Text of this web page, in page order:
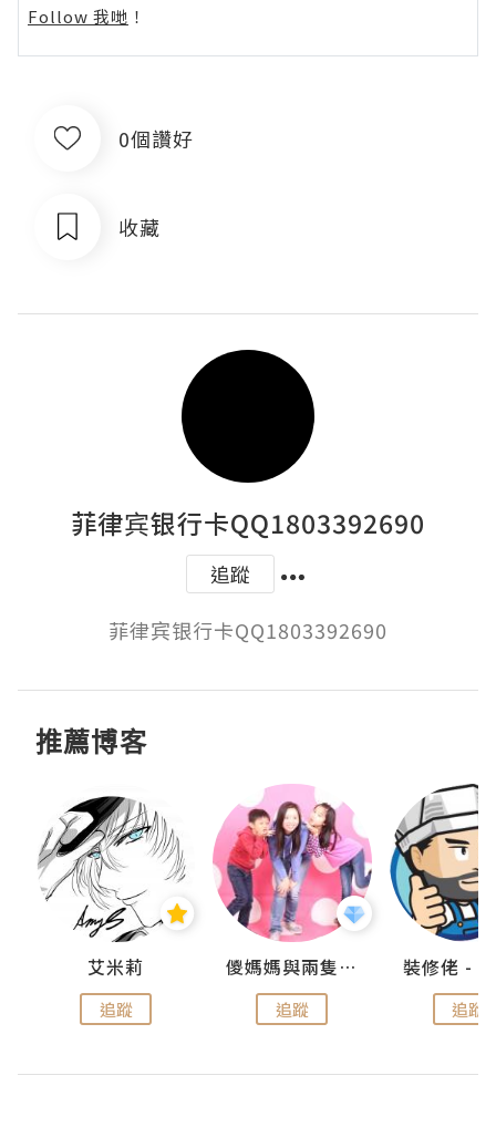
Follow 我哋 ！
0個讚好
收藏
菲律宾银行卡QQ1803392690
追蹤
菲律宾银行卡QQ1803392690
推薦博客
艾米莉
追蹤
儍媽媽與兩隻小魔怪之家
追蹤 追蹤